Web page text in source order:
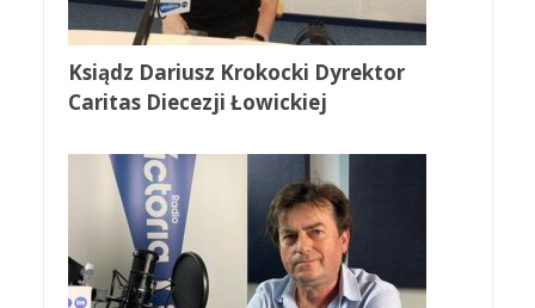
Ksiądz Dariusz Krokocki Dyrektor
Caritas Diecezji Łowickiej